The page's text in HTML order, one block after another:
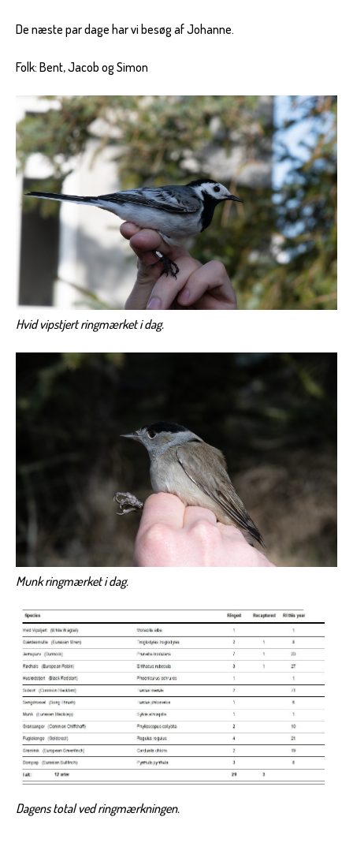
De næste par dage har vi besøg af Johanne.
Folk: Bent, Jacob og Simon
Hvid vipstjert ringmærket i dag.
Munk ringmærket i dag.
Dagens total ved ringmærkningen.